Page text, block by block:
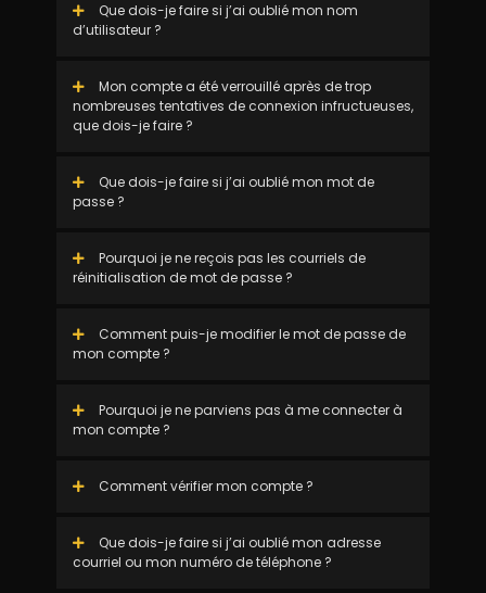
Que dois-je faire si j’ai oublié mon nom
d’utilisateur ?
Mon compte a été verrouillé après de trop
nombreuses tentatives de connexion infructueuses,
que dois-je faire ?
Que dois-je faire si j’ai oublié mon mot de
passe ?
Pourquoi je ne reçois pas les courriels de
réinitialisation de mot de passe ?
Comment puis-je modifier le mot de passe de
mon compte ?
Pourquoi je ne parviens pas à me connecter à
mon compte ?
Comment vérifier mon compte ?
Que dois-je faire si j’ai oublié mon adresse
courriel ou mon numéro de téléphone ?